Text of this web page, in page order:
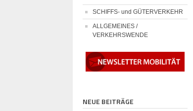
SCHIFFS- und GÜTERVERKEHR
ALLGEMEINES /
VERKEHRSWENDE
NEUE BEITRÄGE